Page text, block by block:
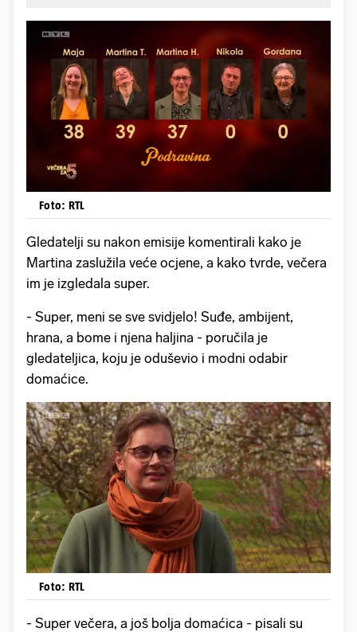
Foto: RTL
Gledatelji su nakon emisije komentirali kako je
Martina zaslužila veće ocjene, a kako tvrde, večera
im je izgledala super.
- Super, meni se sve svidjelo! Suđe, ambijent,
hrana, a bome i njena haljina - poručila je
gledateljica, koju je oduševio i modni odabir
domaćice.
Foto: RTL
- Super večera, a još bolja domaćica - pisali su